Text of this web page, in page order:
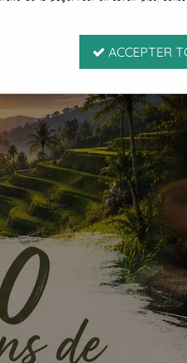
ACCEPTER